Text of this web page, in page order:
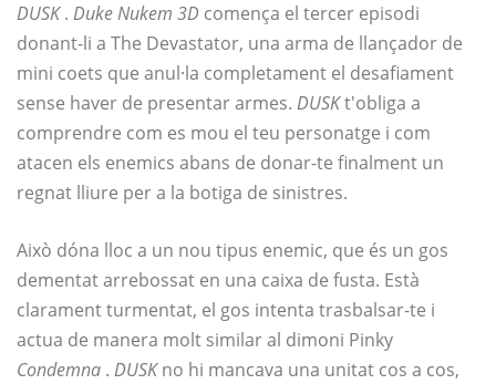
DUSK. Duke Nukem 3D comença el tercer episodi
donant-li a The Devastator, una arma de llançador de
mini coets que anul·la completament el desafiament
sense haver de presentar armes. DUSKt'obliga a
comprendre com es mou el teu personatge i com
atacen els enemics abans de donar-te finalment un
regnat lliure per a la botiga de sinistres.
Això dóna lloc a un nou tipus enemic, que és un gos
dementat arrebossat en una caixa de fusta. Està
clarament turmentat, el gos intenta trasbalsar-te i
actua de manera molt similar al dimoni Pinky
Condemna . DUSKno hi mancava una unitat cos a cos,